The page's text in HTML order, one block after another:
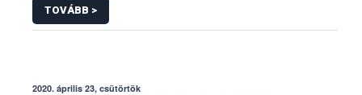
TOVÁBB >
2020. április 23, csütörtök